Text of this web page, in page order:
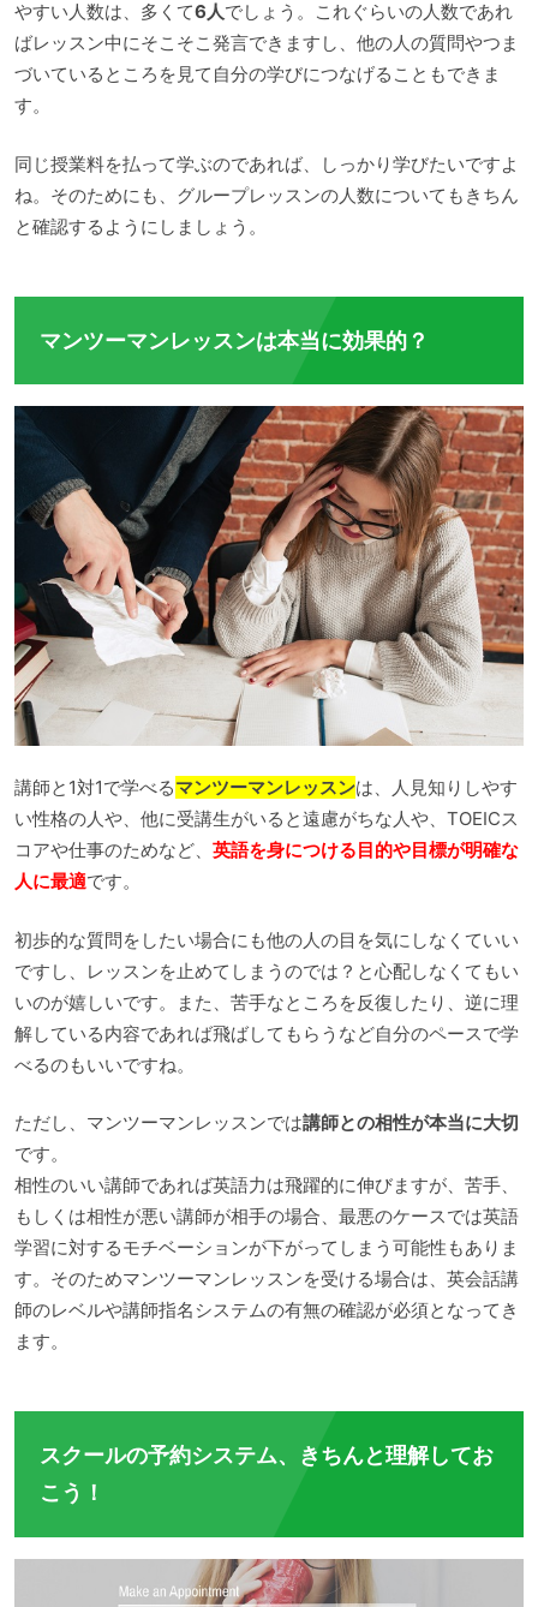
やすい人数は、多くて6人でしょう。これぐらいの人数であれ
ばレッスン中にそこそこ発言できますし、他の人の質問やつま
づいているところを見て自分の学びにつなげることもできま
す。
同じ授業料を払って学ぶのであれば、しっかり学びたいですよ
ね。そのためにも、グループレッスンの人数についてもきちん
と確認するようにしましょう。
マンツーマンレッスンは本当に効果的？
講師と1対1で学べるマンツーマンレッスンは、人見知りしやす
い性格の人や、他に受講生がいると遠慮がちな人や、TOEICス
コアや仕事のためなど、 英語を身につける目的や目標が明確な
人に最適です。
初歩的な質問をしたい場合にも他の人の目を気にしなくていい
ですし、レッスンを止めてしまうのでは？と心配しなくてもい
いのが嬉しいです。また、苦手なところを反復したり、逆に理
解している内容であれば飛ばしてもらうなど自分のペースで学
べるのもいいですね。
ただし、マンツーマンレッスンでは講師との相性が本当に大切
です。
相性のいい講師であれば英語力は飛躍的に伸びますが、苦手、
もしくは相性が悪い講師が相手の場合、最悪のケースでは英語
学習に対するモチベーションが下がってしまう可能性もありま
す。そのためマンツーマンレッスンを受ける場合は、英会話講
師のレベルや講師指名システムの有無の確認が必須となってき
ます。
スクールの予約システム、きちんと理解してお
こう！